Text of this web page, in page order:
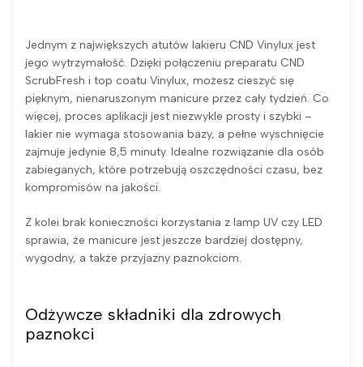
Jednym z największych atutów lakieru CND Vinylux jest
jego wytrzymałość. Dzięki połączeniu preparatu CND
ScrubFresh i top coatu Vinylux, możesz cieszyć się
pięknym, nienaruszonym manicure przez cały tydzień. Co
więcej, proces aplikacji jest niezwykle prosty i szybki –
lakier nie wymaga stosowania bazy, a pełne wyschnięcie
zajmuje jedynie 8,5 minuty. Idealne rozwiązanie dla osób
zabieganych, które potrzebują oszczędności czasu, bez
kompromisów na jakości.
Z kolei brak konieczności korzystania z lamp UV czy LED
sprawia, że manicure jest jeszcze bardziej dostępny,
wygodny, a także przyjazny paznokciom.
Odżywcze składniki dla zdrowych
paznokci